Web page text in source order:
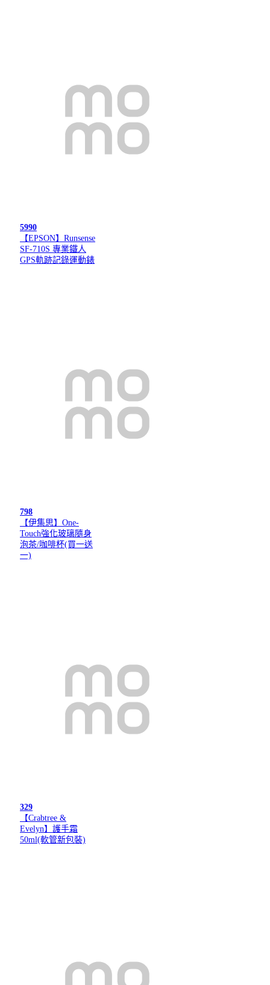
5990
【EPSON】Runsense
SF-710S 專業鐵人
GPS軌跡記錄運動錶
798
【伊集思】One-
Touch強化玻璃隨身
泡茶/咖啡杯(買一送
一)
329
【Crabtree &
Evelyn】護手霜
50ml(軟管新包裝)